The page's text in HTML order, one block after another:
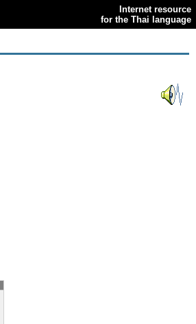
Internet resource
for the Thai language